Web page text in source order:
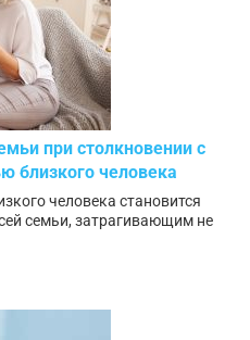
при столкновении с
близкого человека
человека становится
семьи, затрагивающим не